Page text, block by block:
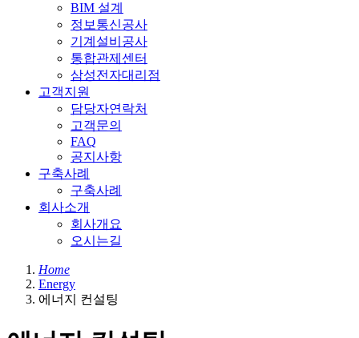
BIM 설계
정보통신공사
기계설비공사
통합관제센터
삼성전자대리점
고객지원
담당자연락처
고객문의
FAQ
공지사항
구축사례
구축사례
회사소개
회사개요
오시는길
Home
Energy
에너지 컨설팅